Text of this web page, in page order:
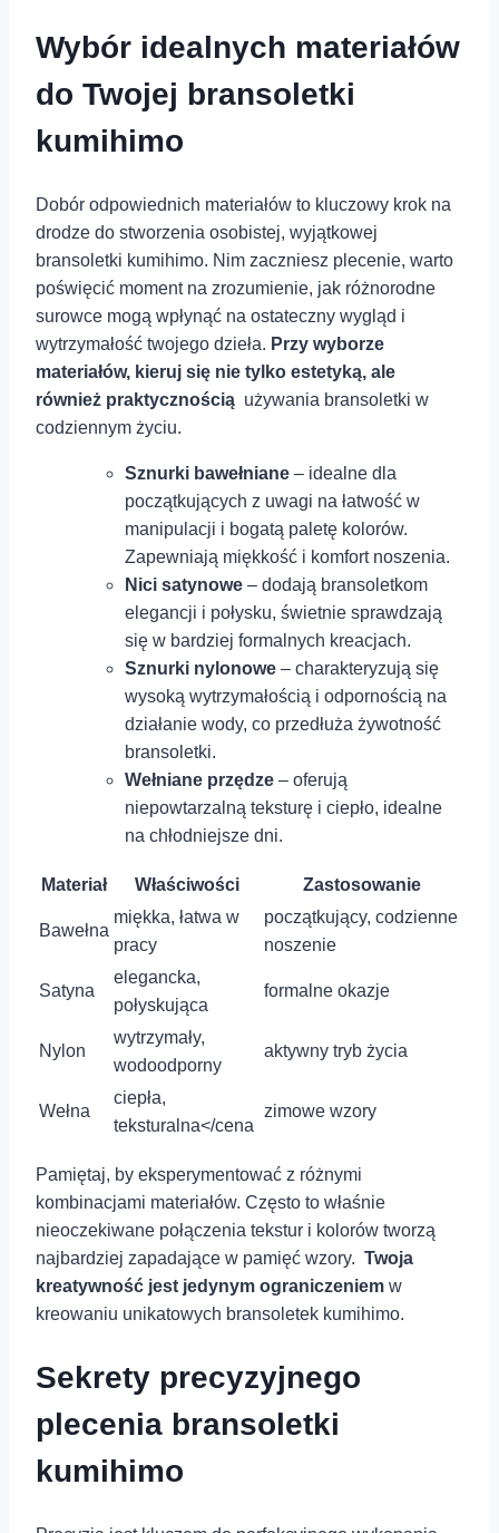
Wybór idealnych materiałów
do Twojej bransoletki
kumihimo
Dobór odpowiednich materiałów to kluczowy krok na
drodze do stworzenia osobistej, wyjątkowej
bransoletki kumihimo. Nim zaczniesz plecenie, warto
poświęcić ⁢moment na zrozumienie, jak różnorodne
surowce mogą wpłynąć na ostateczny wygląd i
wytrzymałość twojego⁤ dzieła. Przy wyborze
materiałów, kieruj się nie tylko estetyką, ale
również praktycznością ⁢ używania‍ bransoletki w
codziennym‍ życiu.
Sznurki bawełniane – idealne dla
początkujących z uwagi na łatwość w
manipulacji i bogatą paletę kolorów.
Zapewniają miękkość i komfort noszenia.
Nici satynowe – dodają bransoletkom
elegancji i połysku, świetnie ⁢sprawdzają
się w bardziej formalnych kreacjach.
Sznurki nylonowe –⁢ charakteryzują się
wysoką wytrzymałością i odpornością na
działanie wody,⁣ co przedłuża żywotność
bransoletki.
Wełniane przędze – ⁢oferują
niepowtarzalną teksturę i ciepło, idealne
na chłodniejsze dni.
Materiał Właściwości Zastosowanie
Bawełna
miękka, łatwa w
pracy
początkujący, codzienne
noszenie
Satyna
elegancka,
połyskująca
formalne okazje
Nylon
wytrzymały,
wodoodporny
aktywny tryb życia
Wełna
ciepła,
teksturalna</cena
zimowe wzory
Pamiętaj, by eksperymentować z różnymi
kombinacjami materiałów. Często to właśnie
nieoczekiwane połączenia‍ tekstur i kolorów tworzą
najbardziej ⁢zapadające w pamięć ⁢wzory. ⁢ Twoja
kreatywność jest jedynym ograniczeniem w
kreowaniu unikatowych⁣ bransoletek kumihimo.
Sekrety precyzyjnego
plecenia bransoletki
kumihimo